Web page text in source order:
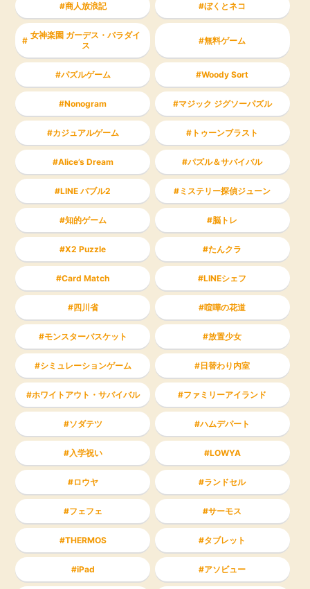
商人放浪記 ぼくとネコ
女神楽園 ガーデス・パラダイ
ス
無料ゲーム
パズルゲーム Woody Sort
Nonogram マジック ジグソーパズル
カジュアルゲーム トゥーンブラスト
Alice’s Dream パズル＆サバイバル
LINE バブル2 ミステリー探偵ジューン
知的ゲーム 脳トレ
X2 Puzzle たんクラ
Card Match LINEシェフ
四川省 喧嘩の花道
モンスターバスケット 放置少女
シミュレーションゲーム 日替わり内室
ホワイトアウト・サバイバル ファミリーアイランド
ソダテツ ハムデパート
入学祝い LOWYA
ロウヤ ランドセル
フェフェ サーモス
THERMOS タブレット
iPad アソビュー